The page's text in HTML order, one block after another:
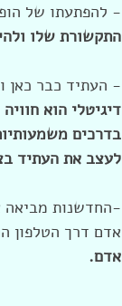
- להפתעתו של
התקשורת שלו
- העתיד כבר כאן
דיגיטלי הוא
בדרכים
לעצב את העתיד
-החדשנות מביאה
אדם דרך הטלפון
אדם.